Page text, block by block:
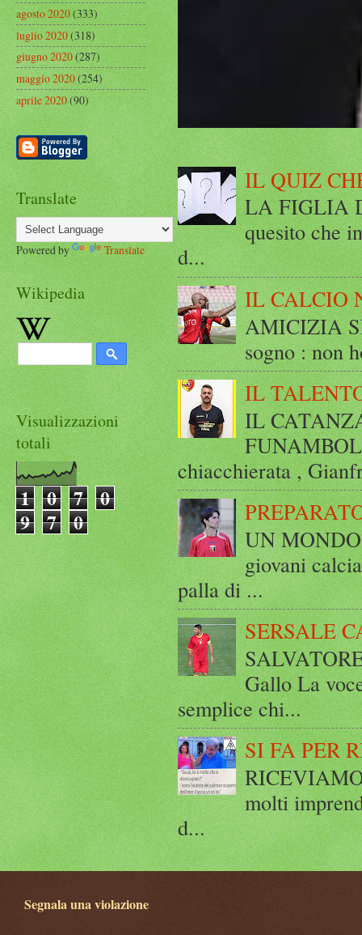
IL QUIZ
LA FIGLIA
quesito che
d...
IL CALCIO
AMICIZIA
sogno : non
IL
IL
chiacchierata ,
UN
giovani
palla di ...
SERSALE
Gallo La
semplice chi...
SI FA PER
molti
d...
agosto 2020(333)
luglio 2020(318)
giugno 2020(287)
maggio 2020(254)
aprile 2020(90)
Translate
Powered by Translate
Wikipedia
Visualizzazioni
totali
1 0 7 0
9 7 0
Segnala una violazione